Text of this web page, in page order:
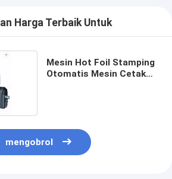
otomatis
Harga Terbaik Untuk
Mesin Hot Foil Stamping
Otomatis Mesin Cetak
mengobrol